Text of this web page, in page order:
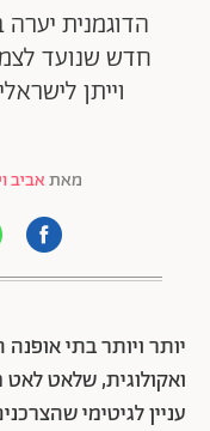
הדוגמנית
חדש שנועד
וייתן
מאתאביב
יותר ויותר בתי
ואקולוגית, שלאט
עניין לגיטימי